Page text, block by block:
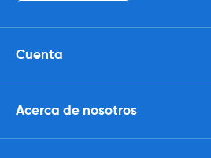
Cuenta
Acerca de nosotros